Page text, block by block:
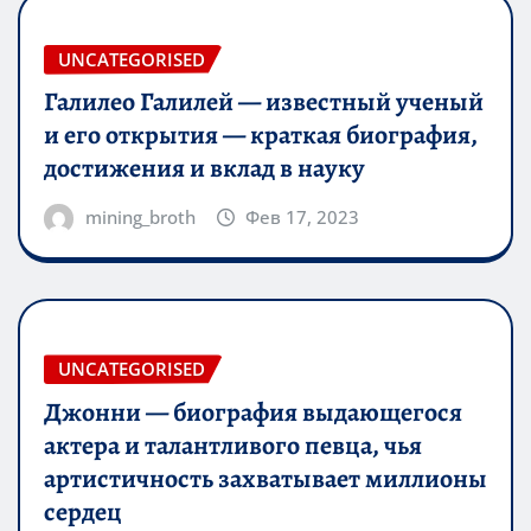
UNCATEGORISED
Галилео Галилей — известный ученый
и его открытия — краткая биография,
достижения и вклад в науку
mining_broth Фев 17, 2023
UNCATEGORISED
Джонни — биография выдающегося
актера и талантливого певца, чья
артистичность захватывает миллионы
сердец